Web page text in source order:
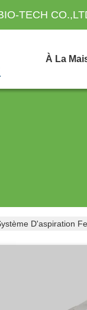
TECH
À La
D'aspiration